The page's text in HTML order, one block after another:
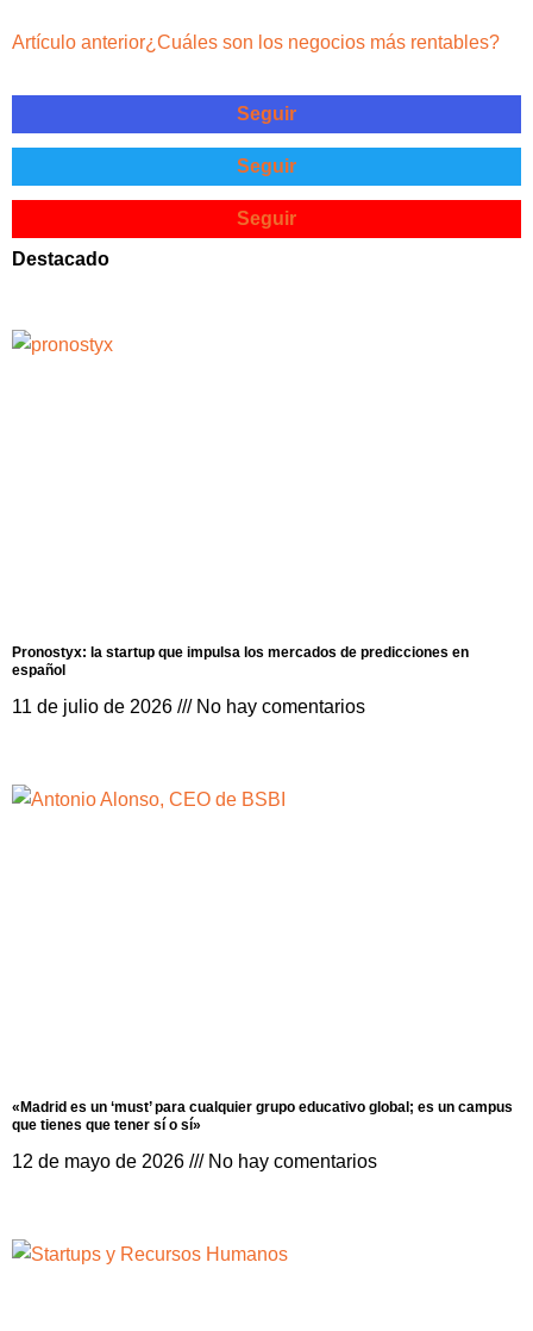
Artículo anterior¿Cuáles son los negocios más rentables?
Seguir
Seguir
Seguir
Destacado
Pronostyx: la startup que impulsa los mercados de predicciones en
español
11 de julio de 2026 No hay comentarios
«Madrid es un ‘must’ para cualquier grupo educativo global; es un campus
que tienes que tener sí o sí»
12 de mayo de 2026 No hay comentarios